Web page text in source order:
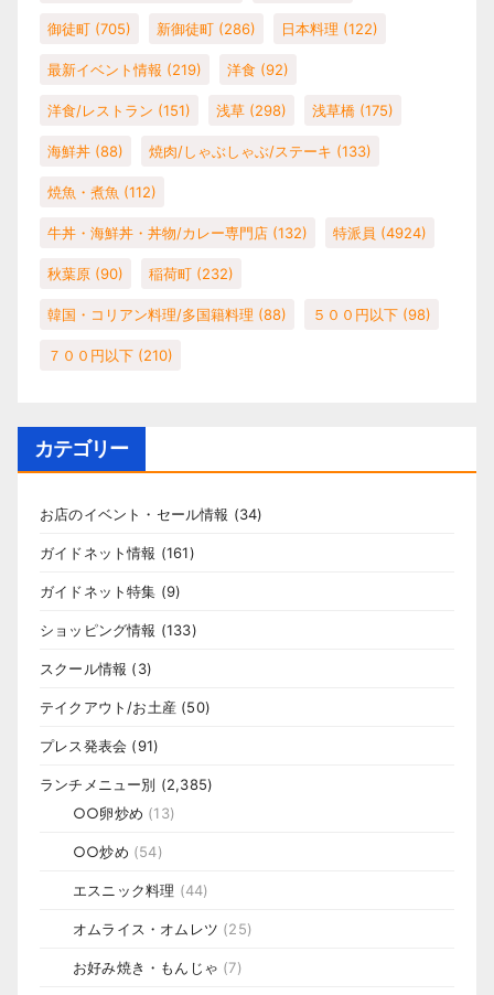
御徒町 (705) 新御徒町 (286) 日本料理 (122)
最新イベント情報 (219) 洋食 (92)
洋食/レストラン (151) 浅草 (298) 浅草橋 (175)
海鮮丼 (88) 焼肉/しゃぶしゃぶ/ステーキ (133)
焼魚・煮魚 (112)
牛丼・海鮮丼・丼物/カレー専門店 (132) 特派員 (4924)
秋葉原 (90) 稲荷町 (232)
韓国・コリアン料理/多国籍料理 (88) ５００円以下 (98)
７００円以下 (210)
カテゴリー
お店のイベント・セール情報 (34)
ガイドネット情報 (161)
ガイドネット特集 (9)
ショッピング情報 (133)
スクール情報 (3)
テイクアウト/お土産 (50)
プレス発表会 (91)
ランチメニュー別 (2,385)
○○卵炒め (13)
○○炒め (54)
エスニック料理 (44)
オムライス・オムレツ (25)
お好み焼き・もんじゃ (7)